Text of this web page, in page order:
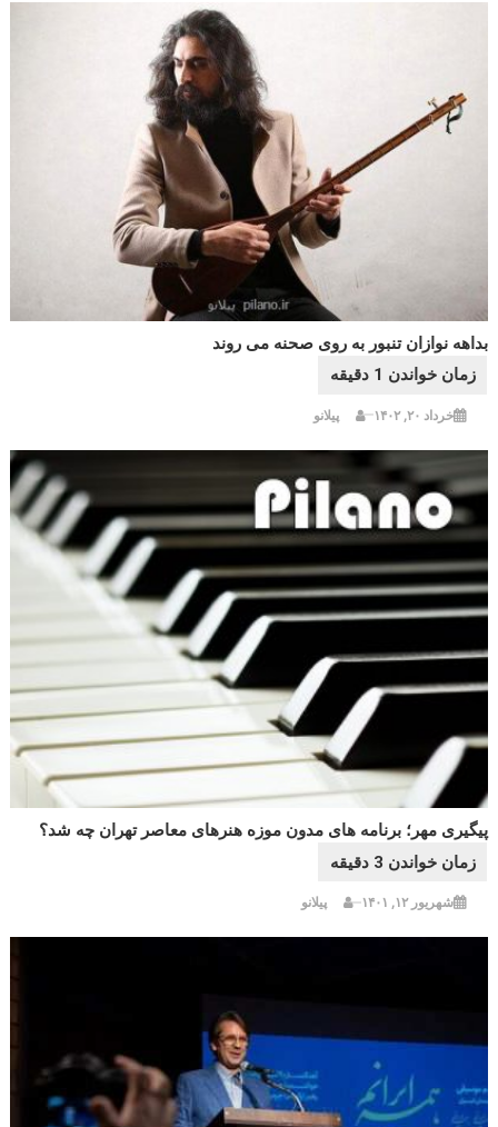
بداهه نوازان تنبور به روی صحنه می روند
خرداد ۲۰, ۱۴۰۲ پیلانو
پیگیری مهر؛ برنامه های مدون موزه هنرهای معاصر تهران چه شد؟
شهریور ۱۲, ۱۴۰۱ پیلانو